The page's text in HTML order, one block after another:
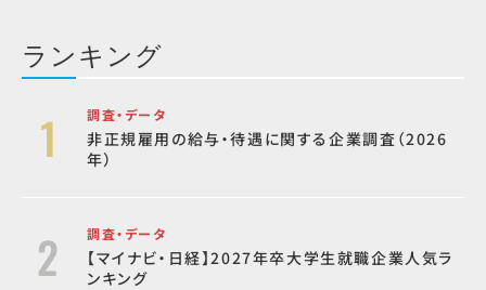
ランキング
調査・データ
非正規雇用の給与・待遇に関する企業調査（2026
年）
調査・データ
【マイナビ・日経】2027年卒大学生就職企業人気ラ
ンキング